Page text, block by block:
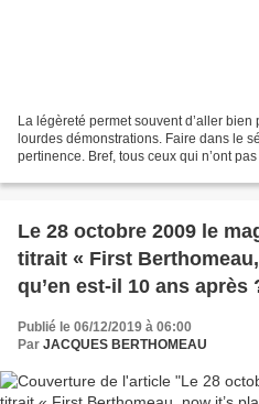
La légèreté permet souvent d’aller
lourdes démonstrations. Faire dans le
pertinence. Bref, tous ceux qui n’ont
Le 28 octobre 2009 le
titrait « First
qu’en est-il 10 ans après
Publié le 06/12/2019 à 06:00
Par JACQUES BERTHOMEAU